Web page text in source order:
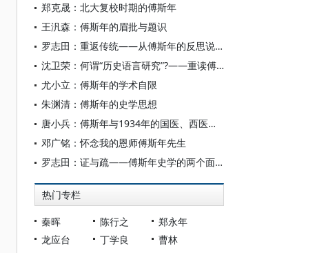
郑克晟：北大复校时期的傅斯年
王汎森：傅斯年的眉批与题识
罗志田：重返传统——从傅斯年的反思说起
沈卫荣：何谓“历史语言研究”?——重读傅斯年《历史语言研究所工作之旨趣》
尤小立：傅斯年的学术自限
朱渊清：傅斯年的史学思想
唐小兵：傅斯年与1934年的国医、西医之争
邓广铭：怀念我的恩师傅斯年先生
罗志田：证与疏——傅斯年史学的两个面相
热门专栏
秦晖 陈行之
郑永年
龙应台
丁学良
曹林